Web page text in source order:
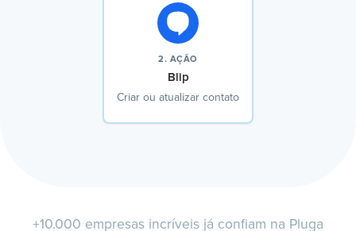
2. AÇÃO
Blip
Criar ou atualizar contato
+10.000 empresas incríveis já confiam na Pluga